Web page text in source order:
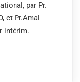
par Pr.
et Pr.Amal
intérim.